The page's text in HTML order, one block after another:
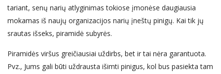
tariant, senų narių atlyginimas tokiose įmonėse daugiausia
mokamas iš naujų organizacijos narių įneštų pinigų. Kai tik jų
srautas išseks, piramidė subyrės.
Piramidės viršus greičiausiai uždirbs, bet ir tai nėra garantuota.
Pvz., Jums gali būti uždrausta išimti pinigus, kol bus pasiekta tam